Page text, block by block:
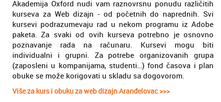
Akademija Oxford nudi vam raznovrsnu ponudu različitih
kurseva za Web dizajn - od početnih do naprednih. Svi
kursevi podrazumevaju rad u nekom programu iz Adobe
paketa. Za svaki od ovih kurseva potrebno je osnovno
poznavanje rada na računaru. Kursevi mogu biti
individualni i grupni. Za potrebe organizovanih grupa
(zaposleni u kompanijama, studenti…) fond časova i plan
obuke se može korigovati u skladu sa dogovorom.
Više za kurs i obuku za web dizajn Aranđelovac >>>